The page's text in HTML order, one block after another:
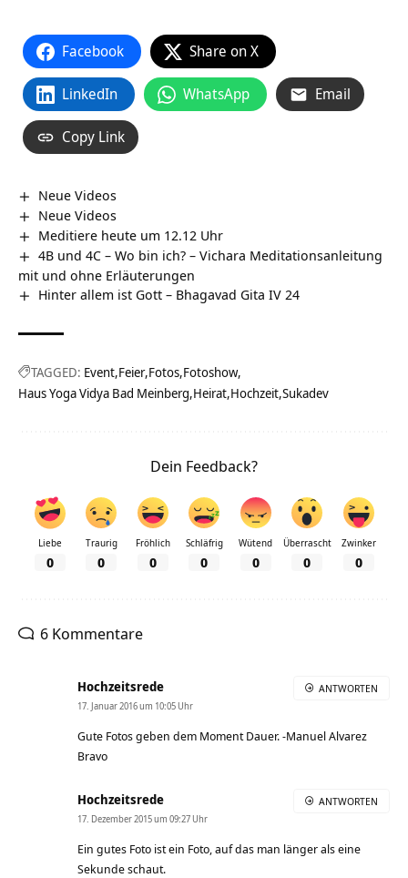
Facebook Share on X
LinkedIn WhatsApp Email
Copy Link
Neue Videos
Neue Videos
Meditiere heute um 12.12 Uhr
4B und 4C – Wo bin ich? – Vichara Meditationsanleitung
mit und ohne Erläuterungen
Hinter allem ist Gott – Bhagavad Gita IV 24
TAGGED: Event Feier Fotos Fotoshow
Haus Yoga Vidya Bad Meinberg Heirat Hochzeit Sukadev
Dein Feedback?
Liebe
0
Traurig
0
Fröhlich
0
Schläfrig
0
Wütend
0
Überrascht
0
Zwinker
0
6 Kommentare
Hochzeitsrede
17. Januar 2016 um 10:05 Uhr
Gute Fotos geben dem Moment Dauer. -Manuel Alvarez
Bravo
ANTWORTEN
Hochzeitsrede
17. Dezember 2015 um 09:27 Uhr
Ein gutes Foto ist ein Foto, auf das man länger als eine
Sekunde schaut.
ANTWORTEN